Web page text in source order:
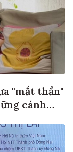
"mắt thần"
cánh